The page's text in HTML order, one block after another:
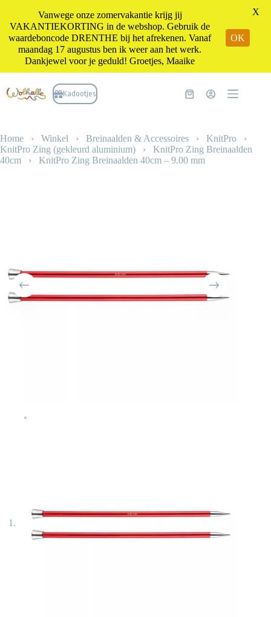
naar
de
Kadootjes Winkelwagen
Home › Winkel › Breinaalden & Accessoires › KnitPro ›
KnitPro Zing (gekleurd aluminium) › KnitPro Zing Breinaalden
40cm › KnitPro Zing Breinaalden 40cm – 9.00 mm
Vanwege onze zomervakantie krijg jij
VAKANTIEKORTING in de webshop. Gebruik de
waardeboncode DRENTHE bij het afrekenen. Vanaf
maandag 17 augustus ben ik weer aan het werk.
Dankjewel voor je geduld! Groetjes, Maaike
OK
X